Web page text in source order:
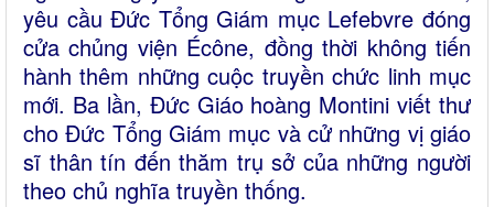
yêu cầu Đức Tổng Giám mục Lefebvre đóng
cửa chủng viện Écône, đồng thời không tiến
hành thêm những cuộc truyền chức linh mục
mới. Ba lần, Đức Giáo hoàng Montini viết thư
cho Đức Tổng Giám mục và cử những vị giáo
sĩ thân tín đến thăm trụ sở của những người
theo chủ nghĩa truyền thống.